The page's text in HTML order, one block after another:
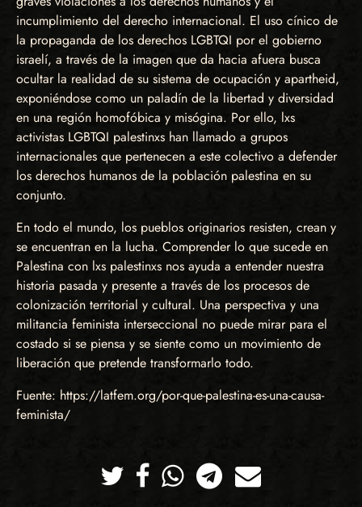
incumplimiento del derecho internacional. El uso cínico de
la propaganda de los derechos LGBTQI por el gobierno
israelí, a través de la imagen que da hacia afuera busca
ocultar la realidad de su sistema de ocupación y apartheid,
exponiéndose como un paladín de la libertad y diversidad
en una región homofóbica y misógina. Por ello, lxs
activistas LGBTQI palestinxs han llamado a grupos
internacionales que pertenecen a este colectivo a defender
los derechos humanos de la población palestina en su
conjunto.
En todo el mundo, los pueblos originarios resisten, crean y
se encuentran en la lucha. Comprender lo que sucede en
Palestina con lxs palestinxs nos ayuda a entender nuestra
historia pasada y presente a través de los procesos de
colonización territorial y cultural. Una perspectiva y una
militancia feminista interseccional no puede mirar para el
costado si se piensa y se siente como un movimiento de
liberación que pretende transformarlo todo.
Fuente: https://latfem.org/por-que-palestina-es-una-causa-
feminista/
TwitterFacebookWhatsappTelegramCorreo